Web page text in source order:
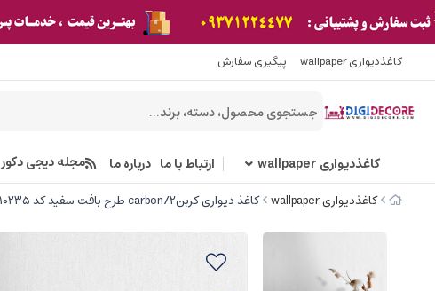
کاغذدیواری wallpaper پیگیری سفارش
کاغذدیواری wallpaper ارتباط با ما درباره ما مجله دیجی دکور
کاغذدیواری wallpaper کاغذ دیواری کربن2/carbon طرح بافت سفید کد ۱۰۲۳۵